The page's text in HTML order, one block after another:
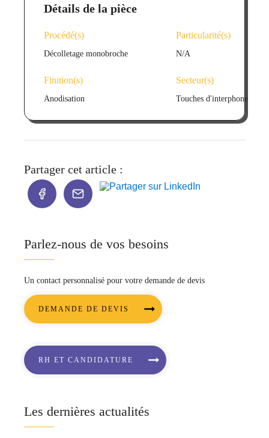
Détails de la pièce
Procédé(s)
Décolletage monobroche
Particularité(s)
N/A
Finition(s)
Anodisation
Secteur(s)
Touches d'interphone
Partager cet article :
Parlez-nous de vos besoins
Un contact personnalisé pour votre demande de devis
DEMANDE DE DEVIS
RH ET CANDIDATURE
Les dernières actualités